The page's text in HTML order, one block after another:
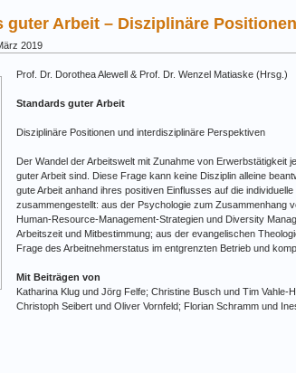
and
–
NGOs,
UN
Council
Human
Rights
guter Arbeit – Disziplinäre
2019
Prof. Dr. Dorothea Alewell & Prof. Dr. Wenzel Matiaske (Hrsg.)
Standards guter Arbeit
Disziplinäre Positionen und interdisziplinäre Perspektiven
Der Wandel der Arbeitswelt mit Zunahme von
guter Arbeit sind. Diese Frage kann keine Disziplin alleine
gute Arbeit anhand ihres positiven Einflusses auf die
zusammengestellt: aus der Psychologie zum Zusammenhang
Human-Resource-Management-Strategien und Diversity
Arbeitszeit und Mitbestimmung; aus der evangelischen
Frage des Arbeitnehmerstatus im entgrenzten Betrieb und
Mit Beiträgen von
Katharina Klug und Jörg Felfe; Christine Busch und Tim Vahle-
Christoph Seibert und Oliver Vornfeld; Florian Schramm und